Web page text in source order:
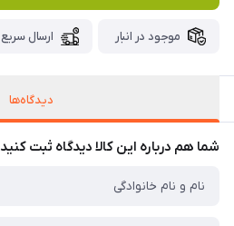
موجود در انبار ارسال سریع
دیدگاه‌ها
شما هم درباره این کالا دیدگاه ثبت کنید